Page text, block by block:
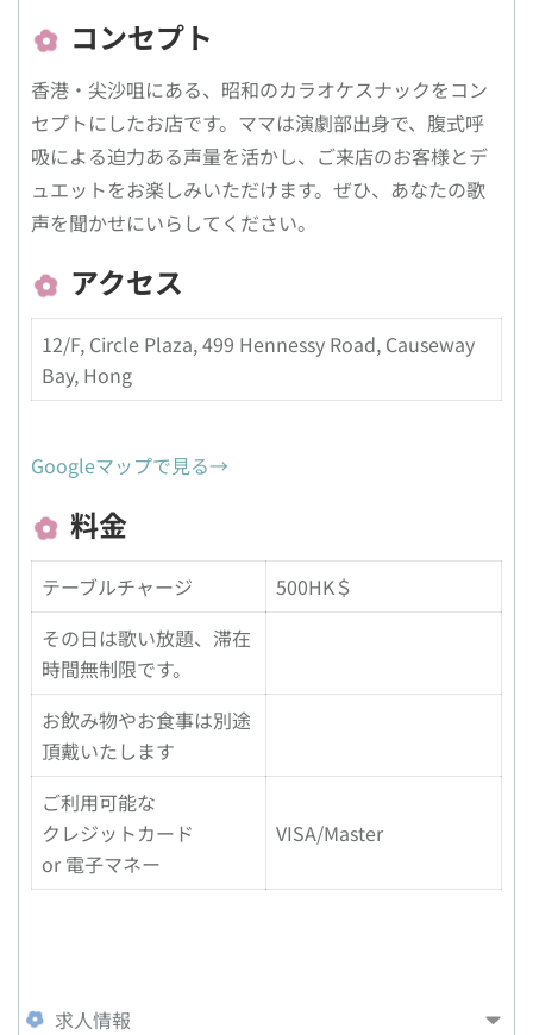
求人情報
コンセプト
香港・尖沙咀にある、昭和のカラオケスナックをコン
セプトにしたお店です。ママは演劇部出身で、腹式呼
吸による迫力ある声量を活かし、ご来店のお客様とデ
ュエットをお楽しみいただけます。ぜひ、あなたの歌
声を聞かせにいらしてください。
アクセス
12/F, Circle Plaza, 499 Hennessy Road, Causeway
Bay, Hong
Googleマップで見る→
料金
テーブルチャージ
500HK＄
その日は歌い放題、滞在
時間無制限です。
お飲み物やお食事は別途
頂戴いたします
ご利用可能な
クレジットカード
or 電子マネー
VISA/Master